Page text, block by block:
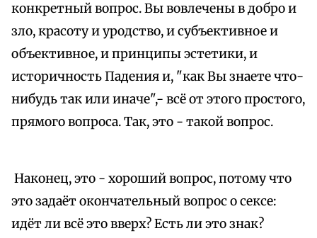
конкретный вопрос. Вы вовлечены в добро и
зло, красоту и уродство, и субъективное и
объективное, и принципы эстетики, и
историчность Падения и, "как Вы знаете что-
нибудь так или иначе",- всё от этого простого,
прямого вопроса. Так, это - такой вопрос.
Наконец, это - хороший вопрос, потому что
это задаёт окончательный вопрос о сексе:
идёт ли всё это вверх? Есть ли это знак?